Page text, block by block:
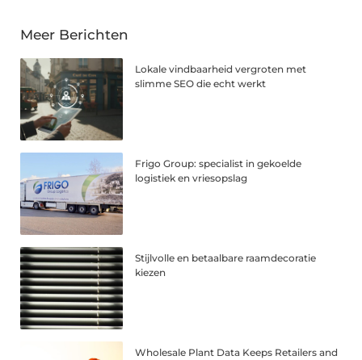
Meer Berichten
Lokale vindbaarheid vergroten met
slimme SEO die echt werkt
Frigo Group: specialist in gekoelde
logistiek en vriesopslag
Stijlvolle en betaalbare raamdecoratie
kiezen
Wholesale Plant Data Keeps Retailers and